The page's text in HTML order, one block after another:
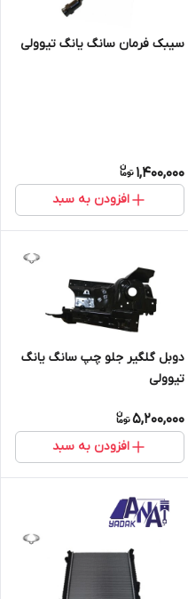
سیبک فرمان سانگ یانگ تیوولی
1,400,000
افزودن به سبد
دوبل گلگیر جلو چپ سانگ یانگ
تیوولی
5,200,000
افزودن به سبد